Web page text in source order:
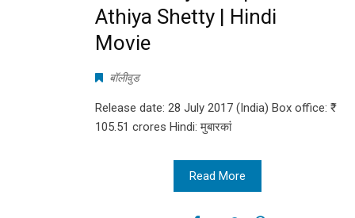
Athiya Shetty | Hindi
Movie
बॉलीवुड
Release date: 28 July 2017 (India) Box office: ₹
105.51 crores Hindi: मुबारकां
Read More